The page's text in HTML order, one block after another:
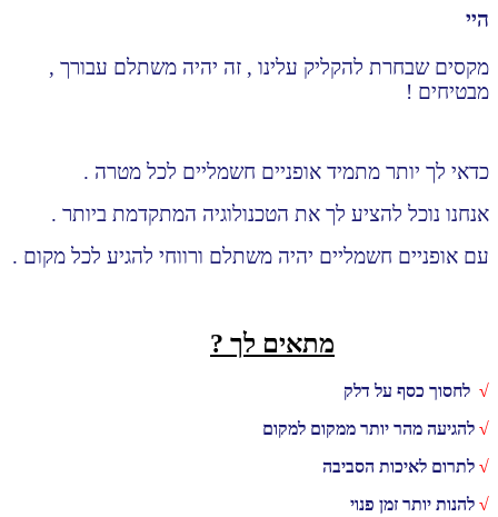
היי
מקסים שבחרת להקליק עלינו , זה יהיה משתלם עבורך ,
מבטיחים !
כדאי לך יותר מתמיד אופניים חשמליים לכל מטרה .
אנחנו נוכל להציע לך את הטכנולוגיה המתקדמת ביותר .
עם אופניים חשמליים יהיה משתלם ורווחי להגיע לכל מקום .
מתאים לך ?
√ לחסוך כסף על דלק
√ להגיעה מהר יותר ממקום למקום
√ לתרום לאיכות הסביבה
√ להנות יותר זמן פנוי